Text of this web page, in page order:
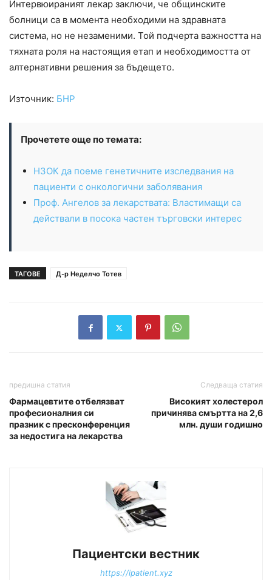
Интервюираният лекар заключи, че общинските
болници са в момента необходими на здравната
система, но не незаменими. Той подчерта важността на
тяхната роля на настоящия етап и необходимостта от
алтернативни решения за бъдещето.
Източник: БНР
Прочетете още по темата:
НЗОК да поеме генетичните изследвания на
пациенти с онкологични заболявания
Проф. Ангелов за лекарствата: Властимащи са
действали в посока частен търговски интерес
ТАГОВЕ Д-р Неделчо Тотев
предишна статия
Фармацевтите отбелязват
професионалния си
празник с пресконференция
за недостига на лекарства
Следваща статия
Високият холестерол
причинява смъртта на 2,6
млн. души годишно
Пациентски вестник
https://ipatient.xyz